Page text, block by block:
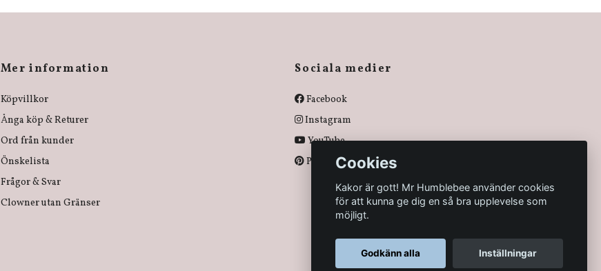
Mer information
Köpvillkor
Ånga köp & Returer
Ord från kunder
Önskelista
Frågor & Svar
Clowner utan Gränser
Sociala medier
Facebook
Instagram
YouTube
PinterestCookies
Kakor är gott! Mr Humblebee använder cookies
för att kunna ge dig en så bra upplevelse som
möjligt.
Godkänn alla Inställningar